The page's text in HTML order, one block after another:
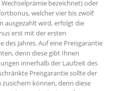
bezeichnet) oder
welcher vier bis zwölf
ausgezahlt wird, erfolgt die
erst mit der ersten
des Jahres. Auf eine Preisgarantie
denn diese gibt Ihnen
innerhalb der Laufzeit des
Preisgarantie sollte der
können, denn diese